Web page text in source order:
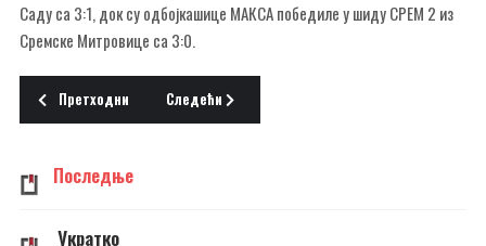
Саду са 3:1, док су одбојкашице МАКСА победиле у шиду СРЕМ 2 из
Сремске Митровице са 3:0.
Претходни чланак: Инфо 30.11.2006. четвртак
Претходни Следећи чланак: Инфо 24.11.2006. петак
Следећи
Последње
Укратко